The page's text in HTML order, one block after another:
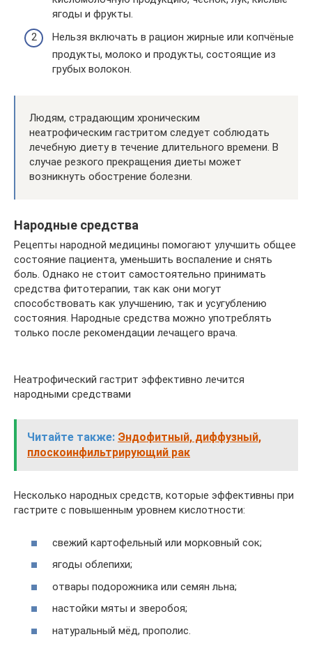
ягоды и фрукты.
Нельзя включать в рацион жирные или копчёные
продукты, молоко и продукты, состоящие из
грубых волокон.
Людям, страдающим хроническим
неатрофическим гастритом следует соблюдать
лечебную диету в течение длительного времени. В
случае резкого прекращения диеты может
возникнуть обострение болезни.
Народные средства
Рецепты народной медицины помогают улучшить общее
состояние пациента, уменьшить воспаление и снять
боль. Однако не стоит самостоятельно принимать
средства фитотерапии, так как они могут
способствовать как улучшению, так и усугублению
состояния. Народные средства можно употреблять
только после рекомендации лечащего врача.
Неатрофический гастрит эффективно лечится
народными средствами
Читайте также: Эндофитный, диффузный,
плоскоинфильтрирующий рак
Несколько народных средств, которые эффективны при
гастрите с повышенным уровнем кислотности:
свежий картофельный или морковный сок;
ягоды облепихи;
отвары подорожника или семян льна;
настойки мяты и зверобоя;
натуральный мёд, прополис.